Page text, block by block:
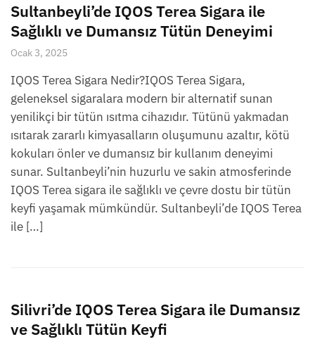
Sultanbeyli’de IQOS Terea Sigara ile
Sağlıklı ve Dumansız Tütün Deneyimi
Ocak 3, 2025
IQOS Terea Sigara Nedir?IQOS Terea Sigara,
geleneksel sigaralara modern bir alternatif sunan
yenilikçi bir tütün ısıtma cihazıdır. Tütünü yakmadan
ısıtarak zararlı kimyasalların oluşumunu azaltır, kötü
kokuları önler ve dumansız bir kullanım deneyimi
sunar. Sultanbeyli’nin huzurlu ve sakin atmosferinde
IQOS Terea sigara ile sağlıklı ve çevre dostu bir tütün
keyfi yaşamak mümkündür. Sultanbeyli’de IQOS Terea
ile […]
Silivri’de IQOS Terea Sigara ile Dumansız
ve Sağlıklı Tütün Keyfi